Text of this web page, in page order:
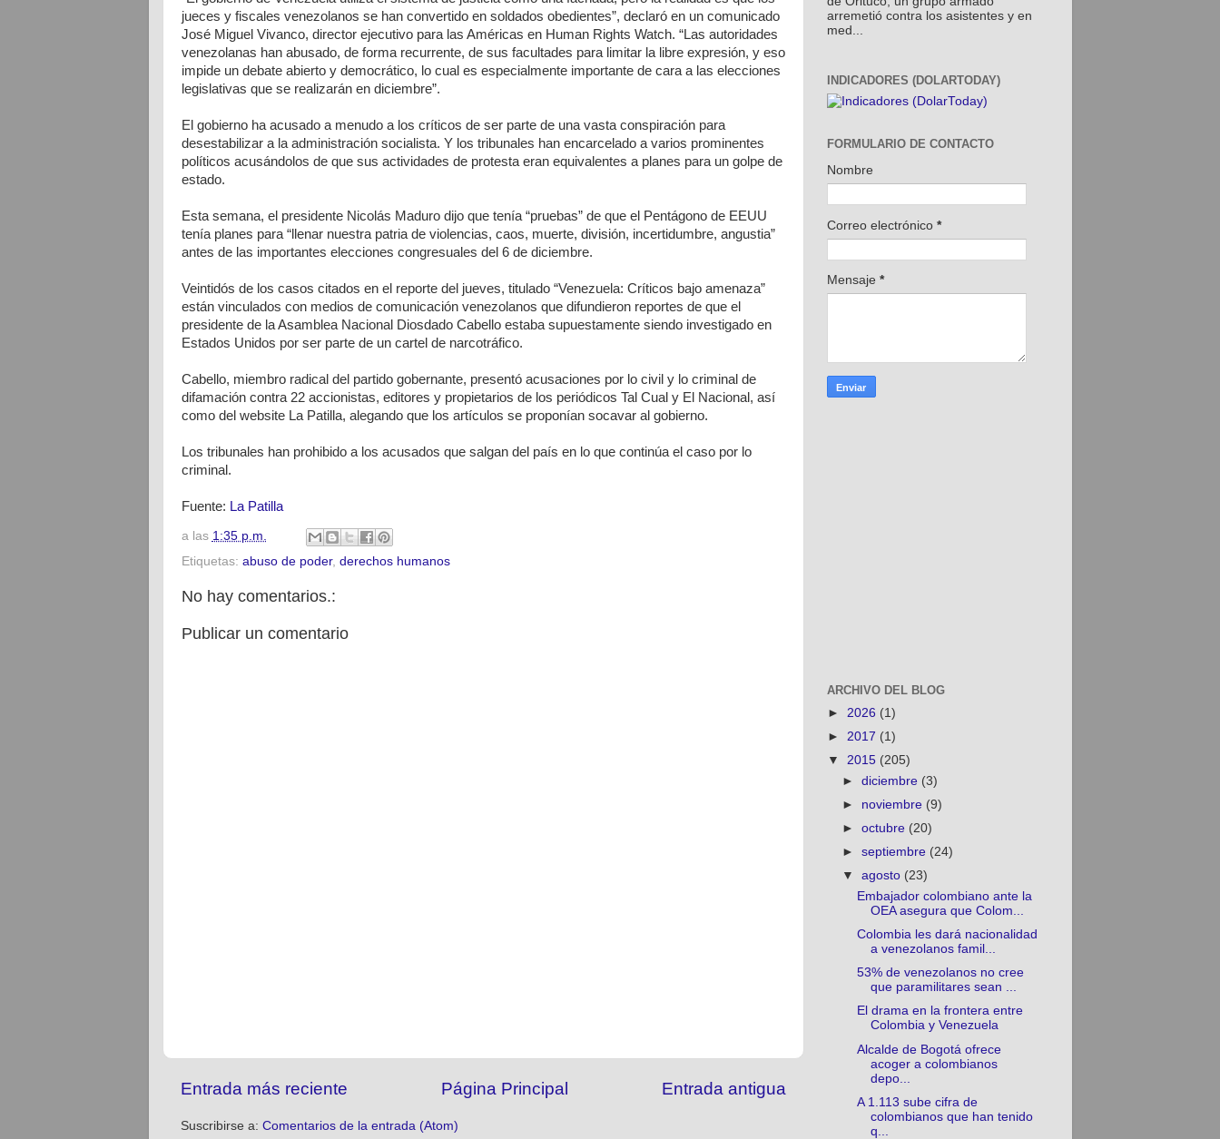
jueces y fiscales venezolanos se han convertido en soldados obedientes”, declaró en un comunicado
José Miguel Vivanco, director ejecutivo para las Américas en Human Rights Watch. “Las autoridades
venezolanas han abusado, de forma recurrente, de sus facultades para limitar la libre expresión, y eso
impide un debate abierto y democrático, lo cual es especialmente importante de cara a las elecciones
legislativas que se realizarán en diciembre”.
El gobierno ha acusado a menudo a los críticos de ser parte de una vasta conspiración para
desestabilizar a la administración socialista. Y los tribunales han encarcelado a varios prominentes
políticos acusándolos de que sus actividades de protesta eran equivalentes a planes para un golpe de
estado.
Esta semana, el presidente Nicolás Maduro dijo que tenía “pruebas” de que el Pentágono de EEUU
tenía planes para “llenar nuestra patria de violencias, caos, muerte, división, incertidumbre, angustia”
antes de las importantes elecciones congresuales del 6 de diciembre.
Veintidós de los casos citados en el reporte del jueves, titulado “Venezuela: Críticos bajo amenaza”
están vinculados con medios de comunicación venezolanos que difundieron reportes de que el
presidente de la Asamblea Nacional Diosdado Cabello estaba supuestamente siendo investigado en
Estados Unidos por ser parte de un cartel de narcotráfico.
Cabello, miembro radical del partido gobernante, presentó acusaciones por lo civil y lo criminal de
difamación contra 22 accionistas, editores y propietarios de los periódicos Tal Cual y El Nacional, así
como del website La Patilla, alegando que los artículos se proponían socavar al gobierno.
Los tribunales han prohibido a los acusados que salgan del país en lo que continúa el caso por lo
criminal.
Fuente: La Patilla
a las 1:35 p.m.
Etiquetas: abuso de poder, derechos humanos
No hay comentarios.:
Publicar un comentario
Entrada más reciente Entrada antigua
Página Principal
Suscribirse a: Comentarios de la entrada (Atom)
arremetió contra los asistentes y en
med...
INDICADORES (DOLARTODAY)
FORMULARIO DE CONTACTO
Nombre
Correo electrónico *
Mensaje *
ARCHIVO DEL BLOG
► 2026 (1)
► 2017 (1)
▼ 2015 (205)
► diciembre (3)
► noviembre (9)
► octubre (20)
► septiembre (24)
▼ agosto (23)
Embajador colombiano ante la
OEA asegura que Colom...
Colombia les dará nacionalidad
a venezolanos famil...
53% de venezolanos no cree
que paramilitares sean ...
El drama en la frontera entre
Colombia y Venezuela
Alcalde de Bogotá ofrece
acoger a colombianos
depo...
A 1.113 sube cifra de
colombianos que han tenido
q...